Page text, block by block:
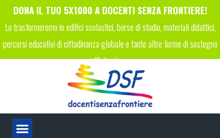
DONA IL TUO 5X1000 A DOCENTI SENZA FRONTIERE!
Lo trasformeremo in edifici scolastici, borse di studio, materiali didattici,
percorsi educativi di cittadinanza globale e tante altre forme di sostegno
all'istruzione.
INSERISCI IL CODICE FISCALE 96089450223 NELLA TUA
DICHIARAZIONE DEI REDDITI!